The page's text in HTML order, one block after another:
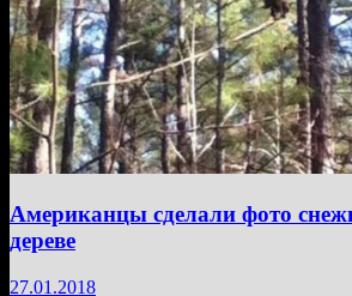
Американцы сделали фото
дереве
27.01.2018